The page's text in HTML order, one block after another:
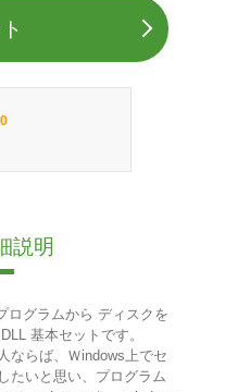
0
説明
ログラムから ディスクを
基本セットです。
ならば、Ｗindows上でセ
たいと思い、プログラム